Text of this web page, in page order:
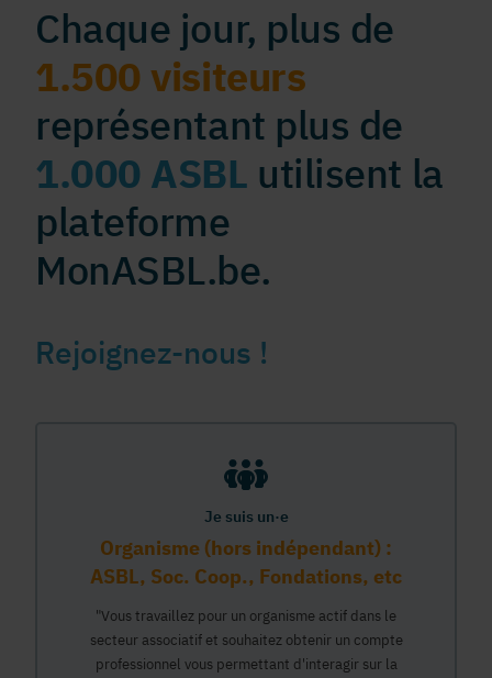
Chaque jour, plus de
1.500 visiteurs
représentant plus de
1.000 ASBL utilisent la
plateforme
MonASBL.be.
Rejoignez-nous !
Je suis un·e
Organisme (hors indépendant) :
ASBL, Soc. Coop., Fondations, etc
"Vous travaillez pour un organisme actif dans le
secteur associatif et souhaitez obtenir un compte
professionnel vous permettant d'interagir sur la